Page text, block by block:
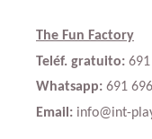
The Fun Factory
Teléf. gratuito:
Whatsapp: 691
Email: info@int-